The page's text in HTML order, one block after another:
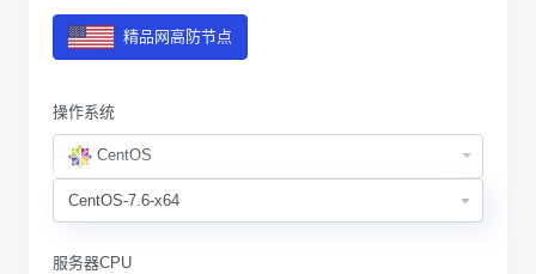
精品网高防节点
操作系统
CentOS
服务器CPU